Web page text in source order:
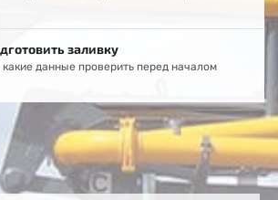
заливку
данные проверить перед началом